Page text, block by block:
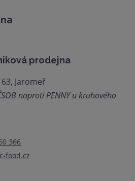
prodejna
Jaromeř
naproti PENNY u kruhového
366
food.cz